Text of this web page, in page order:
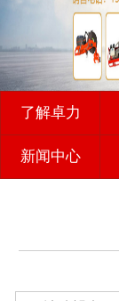
了解卓力
新闻中心